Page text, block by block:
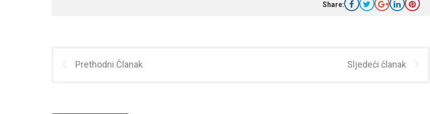
Share:
Prethodni Članak Sljedeći članak